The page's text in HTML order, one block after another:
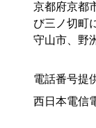
京都府京都
び三ノ切町
守山市、野
電話番号提
西日本電信